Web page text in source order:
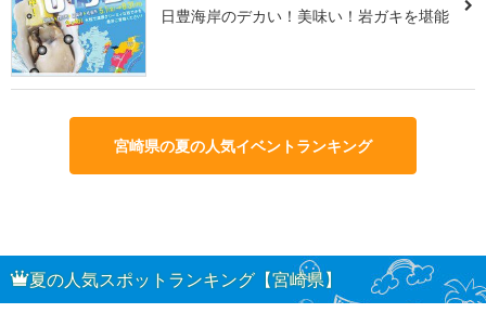
日豊海岸のデカい！美味い！岩ガキを堪能
宮崎県の夏の人気イベントランキング
夏の人気スポットランキング【宮崎県】